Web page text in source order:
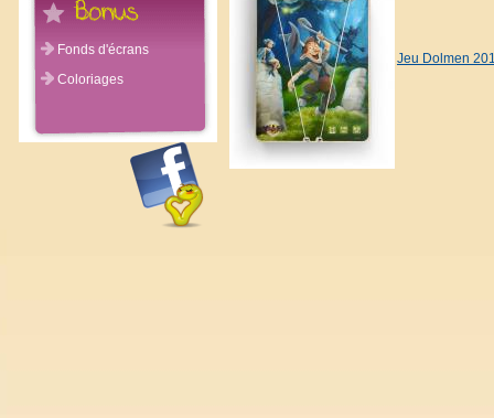
Jeu Dolmen
Fonds d'écrans
Coloriages